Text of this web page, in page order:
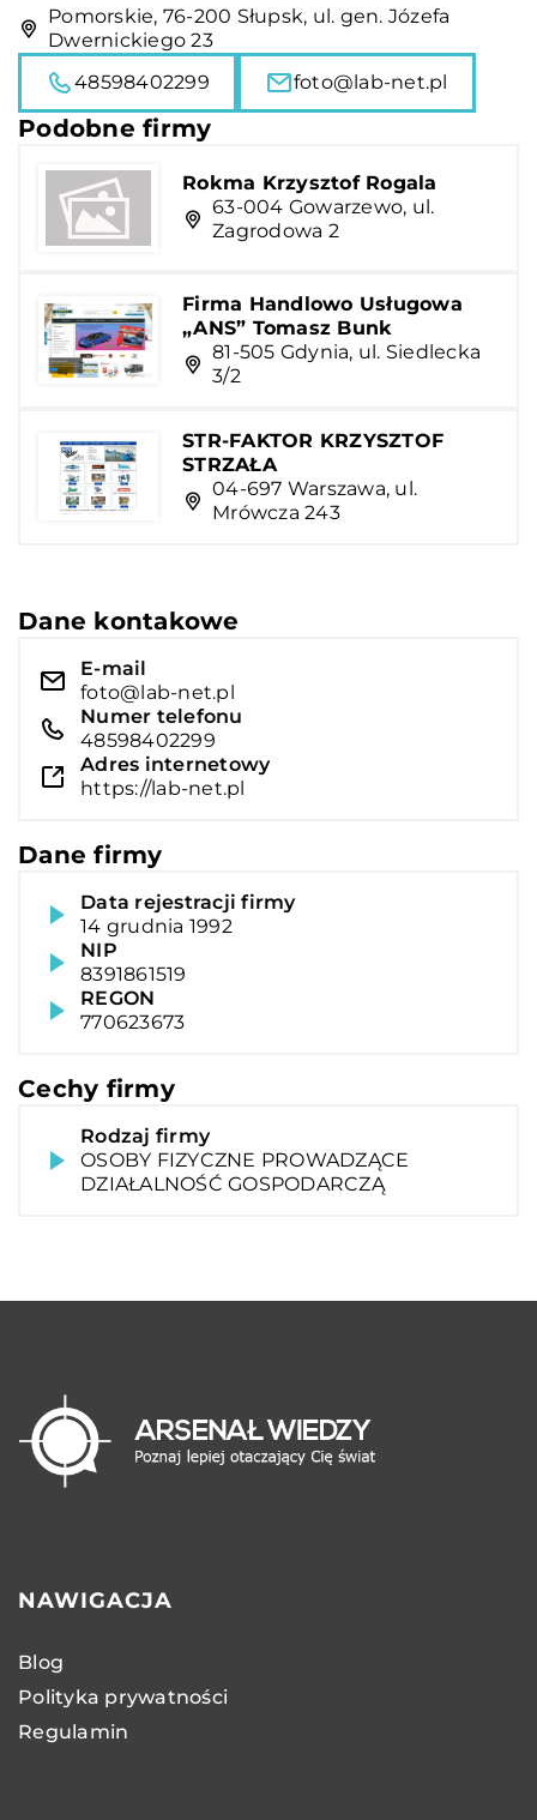
Pomorskie, 76-200 Słupsk, ul. gen. Józefa
Dwernickiego 23
48598402299
foto@lab-net.pl
Podobne firmy
Rokma Krzysztof Rogala
63-004 Gowarzewo, ul.
Zagrodowa 2
Firma Handlowo Usługowa
„ANS” Tomasz Bunk
81-505 Gdynia, ul. Siedlecka
3/2
STR-FAKTOR KRZYSZTOF
STRZAŁA
04-697 Warszawa, ul.
Mrówcza 243
Dane kontakowe
E-mail
foto@lab-net.pl
Numer telefonu
48598402299
Adres internetowy
https://lab-net.pl
Dane firmy
Data rejestracji firmy
14 grudnia 1992
NIP
8391861519
REGON
770623673
Cechy firmy
Rodzaj firmy
OSOBY FIZYCZNE PROWADZĄCE
DZIAŁALNOŚĆ GOSPODARCZĄ
NAWIGACJA
Blog
Polityka prywatności
Regulamin